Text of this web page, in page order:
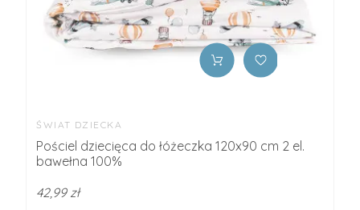
ŚWIAT DZIECKA
Pościel dziecięca do łóżeczka 120x90 cm 2 el.
bawełna 100%
42,99 zł